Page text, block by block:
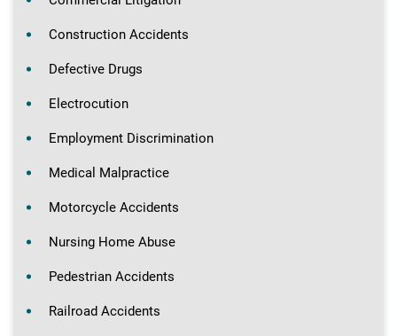
Construction Accidents
Defective Drugs
Electrocution
Employment Discrimination
Medical Malpractice
Motorcycle Accidents
Nursing Home Abuse
Pedestrian Accidents
Railroad Accidents